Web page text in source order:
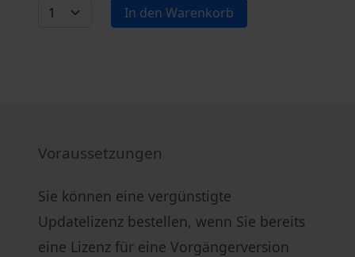
Voraussetzungen
Sie können eine vergünstigte
Updatelizenz bestellen, wenn Sie bereits
eine Lizenz für eine Vorgängerversion